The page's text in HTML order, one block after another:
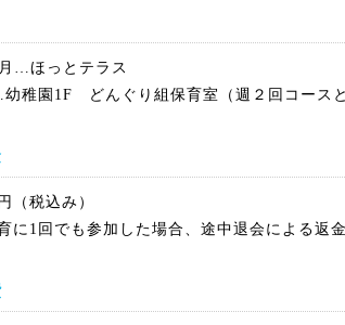
…ほっとテラス
稚園1F どんぐり組保育室（週２回コースと
（税込み）
に1回でも参加した場合、途中退会による返